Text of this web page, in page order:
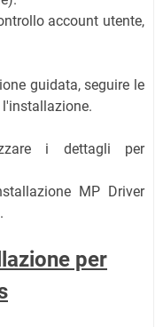
account utente,
guidata, seguire le
i dettagli per
MP Driver
per